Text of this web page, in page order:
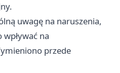
uwagę na naruszenia,
na
przede